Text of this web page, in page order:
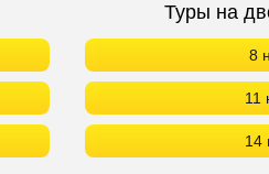
Туры на
8
11
14